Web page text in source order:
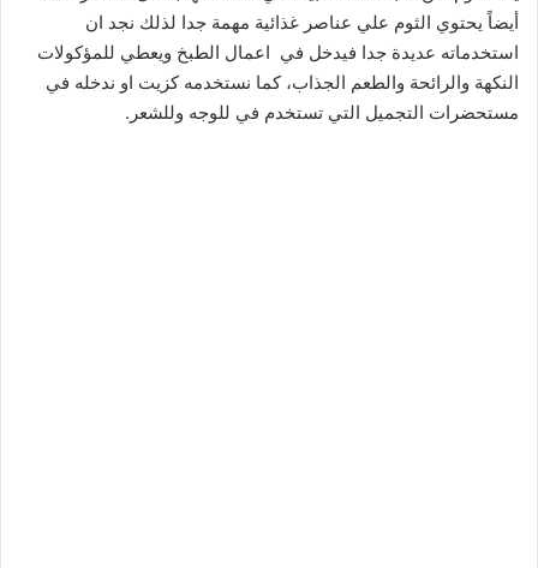
أيضاً يحتوي الثوم علي عناصر غذائية مهمة جدا لذلك نجد ان
استخدماته عديدة جدا فيدخل في اعمال الطبخ ويعطي للمؤكولات
النكهة والرائحة والطعم الجذاب، كما نستخدمه كزيت او ندخله في
مستحضرات التجميل التي تستخدم في للوجه وللشعر.